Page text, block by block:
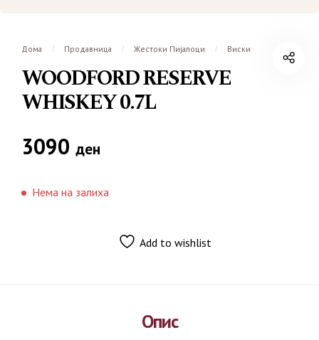
Дома / Продавница / Жестоки Пијалоци / Виски
WOODFORD RESERVE
WHISKEY 0.7L
3090 ден
Нема на залиха
Add to wishlist
Опис